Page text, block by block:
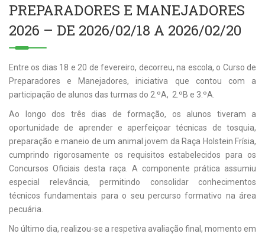
PREPARADORES E MANEJADORES
2026 – DE 2026/02/18 A 2026/02/20
Entre os dias 18 e 20 de fevereiro, decorreu, na escola, o Curso de
Preparadores e Manejadores, iniciativa que contou com a
participação de alunos das turmas do 2.ºA, 2.ºB e 3.ºA.
Ao longo dos três dias de formação, os alunos tiveram a
oportunidade de aprender e aperfeiçoar técnicas de tosquia,
preparação e maneio de um animal jovem da Raça Holstein Frísia,
cumprindo rigorosamente os requisitos estabelecidos para os
Concursos Oficiais desta raça. A componente prática assumiu
especial relevância, permitindo consolidar conhecimentos
técnicos fundamentais para o seu percurso formativo na área
pecuária.
No último dia, realizou-se a respetiva avaliação final, momento em